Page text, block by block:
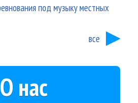
под музыку местных
все
О нас